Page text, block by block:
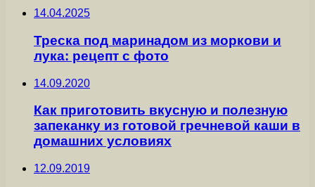
14.04.2025
Треска под маринадом из моркови и
лука: рецепт с фото
14.09.2020
Как приготовить вкусную и полезную
запеканку из готовой гречневой каши в
домашних условиях
12.09.2019